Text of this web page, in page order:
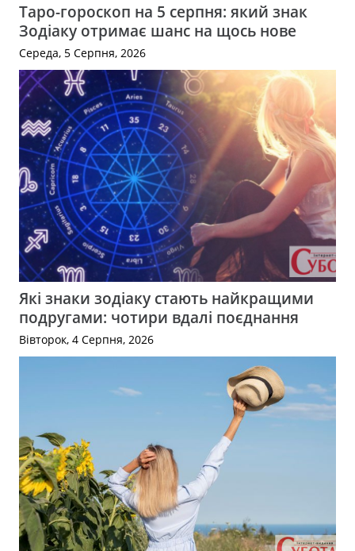
Таро-гороскоп на 5 серпня: який знак
Зодіаку отримає шанс на щось нове
Середа, 5 Серпня, 2026
Які знаки зодіаку стають найкращими
подругами: чотири вдалі поєднання
Вівторок, 4 Серпня, 2026